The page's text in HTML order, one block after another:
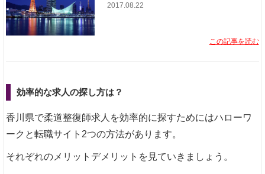
2017.08.22
この記事を読む
効率的な求人の探し方は？
香川県で柔道整復師求人を効率的に探すためにはハローワ
ークと転職サイト2つの方法があります。
それぞれのメリットデメリットを見ていきましょう。